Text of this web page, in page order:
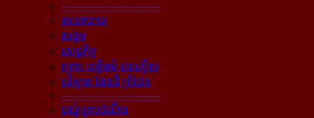
----------------------------
នយោបាយ
សង្គម
សេដ្ឋកិច្ច
គ្រោះ យុត្តិធម៌ បទល្មើស
បរិស្ថាន ផែនដី ព្រំដែន
----------------------------
បណ្ដុំគ្រប់ដំណឹង